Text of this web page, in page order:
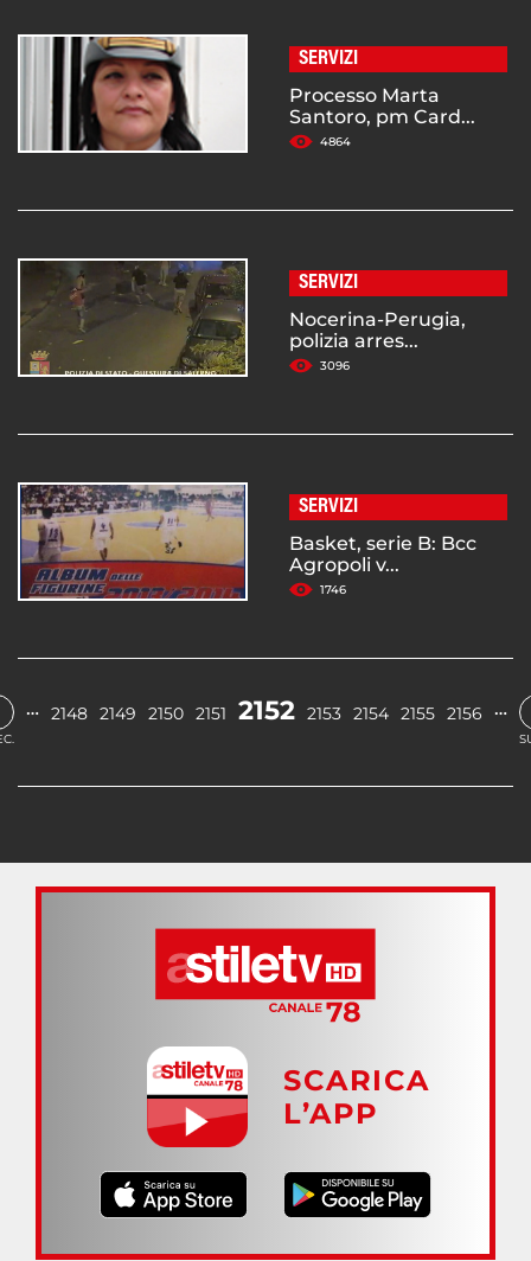
SERVIZI
Processo Marta
Santoro, pm Card...
4864
SERVIZI
Nocerina-Perugia,
polizia arres...
3096
SERVIZI
Basket, serie B: Bcc
Agropoli v...
1746
… 2148 2149 2150 2151 2152 2153 2154 2155 2156 …
SCARICA
L’APP